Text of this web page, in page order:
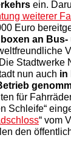
ein.
weiterer
Euro
an Bus-
Stadtwerke
nun auch in
für
Schleife“
“ vom
den